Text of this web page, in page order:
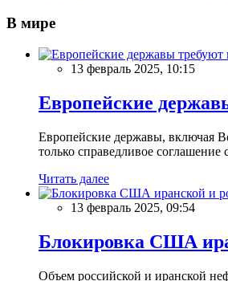
В мире
13 февраль 2025, 10:15
Европейские
Европейские державы, включая
только справедливое
Читать далее
13 февраль 2025, 09:54
Блокировка США
Объем российской и иранской